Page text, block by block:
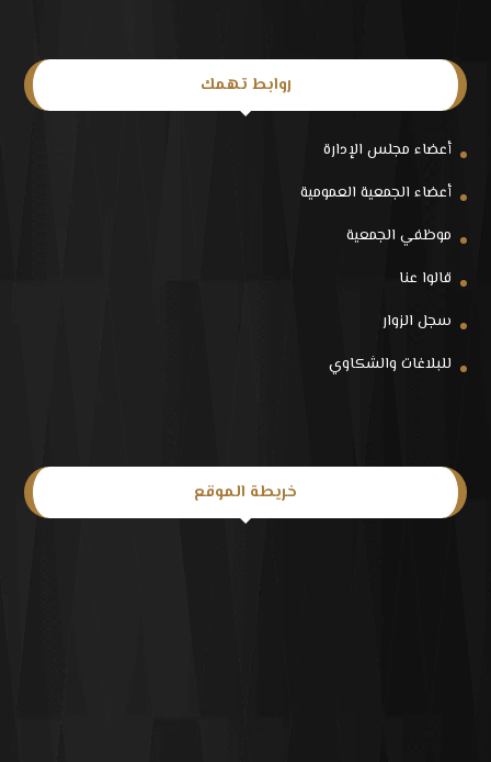
روابط تهمك
أعضاء مجلس الإدارة
أعضاء الجمعية العمومية
موظفي الجمعية
قالوا عنا
سجل الزوار
للبلاغات والشكاوي
خريطة الموقع